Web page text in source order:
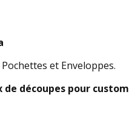
et Enveloppes.
de découpes pour